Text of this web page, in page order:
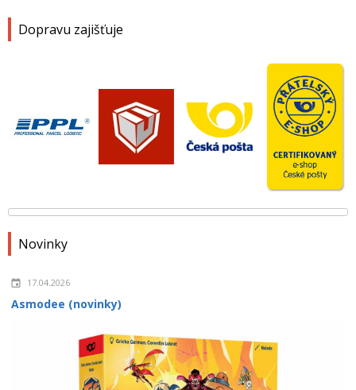
Dopravu zajišťuje
Novinky
17.04.2026
Asmodee (novinky)